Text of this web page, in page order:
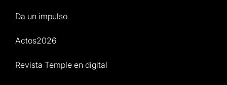
Da un impulso
Actos2026
Revista Temple en digital